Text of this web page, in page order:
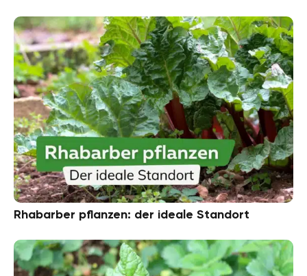
Rhabarber pflanzen: der ideale Standort